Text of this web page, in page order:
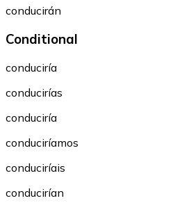
conducirán
Conditional
conduciría
conducirías
conduciría
conduciríamos
conduciríais
conducirían